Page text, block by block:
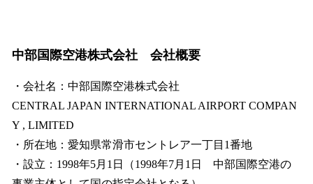
中部国際空港株式会社 会社概要
・会社名：中部国際空港株式会社
CENTRAL JAPAN INTERNATIONAL AIRPORT COMPAN
Y , LIMITED
・所在地：愛知県常滑市セントレア一丁目1番地
・設立：1998年5月1日（1998年7月1日 中部国際空港の